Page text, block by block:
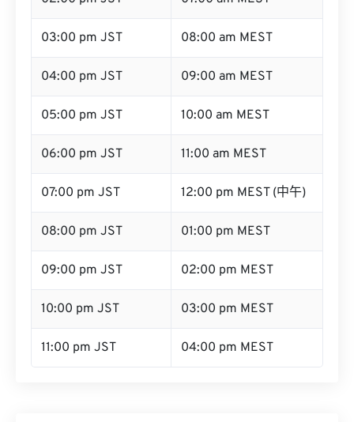
03:00 pm JST 08:00 am MEST
04:00 pm JST 09:00 am MEST
05:00 pm JST 10:00 am MEST
06:00 pm JST 11:00 am MEST
07:00 pm JST 12:00 pm MEST (中午)
08:00 pm JST 01:00 pm MEST
09:00 pm JST 02:00 pm MEST
10:00 pm JST 03:00 pm MEST
11:00 pm JST 04:00 pm MEST